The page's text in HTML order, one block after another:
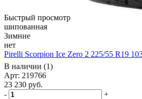
Быстрый просмотр
шипованная
Зимние
нет
Pirelli Scorpion Ice Zero 2 225/55 R19
В наличии (1)
Арт: 219766
23 230 руб.
-
+